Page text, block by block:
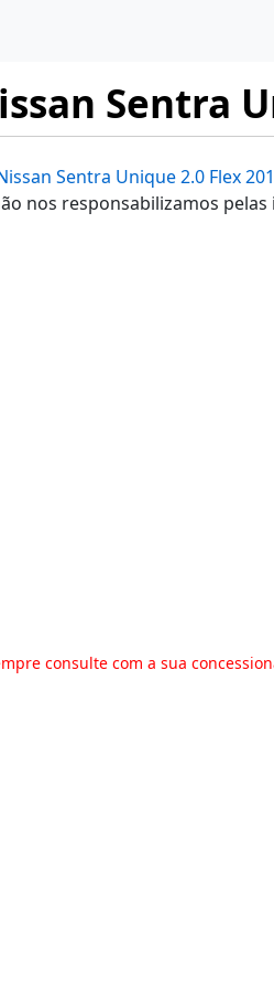
Sentra
Sentra Unique 2.0 Flex
nos responsabilizamos
consulte com a sua